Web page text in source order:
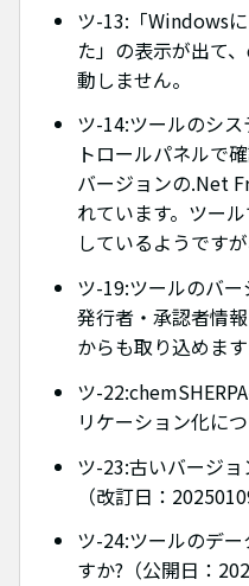
ツ-13:「Windows
た」の表示が出て
動しません。
ツ-14:ツールのシ
トロールパネルで
バージョンの.Net
れています。ツー
しているようです
ツ-19:ツールのバー
発行者・承認者情
からも取り込めま
ツ-
リケーション化に
ツ-23:古いバージ
（改訂日：
ツ-24:ツールのデー
すか?（公開日：